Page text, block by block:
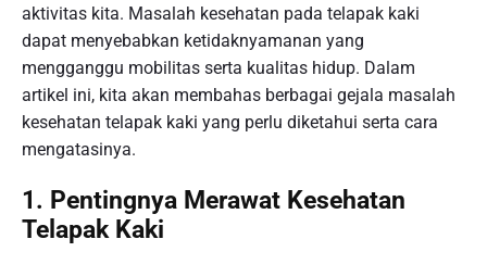
aktivitas kita. Masalah kesehatan pada telapak kaki
dapat menyebabkan ketidaknyamanan yang
mengganggu mobilitas serta kualitas hidup. Dalam
artikel ini, kita akan membahas berbagai gejala masalah
kesehatan telapak kaki yang perlu diketahui serta cara
mengatasinya.
1. Pentingnya Merawat Kesehatan
Telapak Kaki